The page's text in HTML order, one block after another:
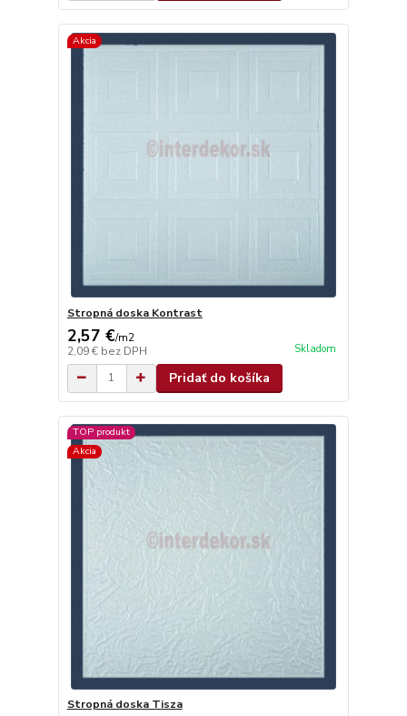
Akcia
Stropná doska Kontrast
2,57 €/m2
2,09 € bez DPH Skladom
Pridať do košíka
TOP produkt
Akcia
Stropná doska Tisza